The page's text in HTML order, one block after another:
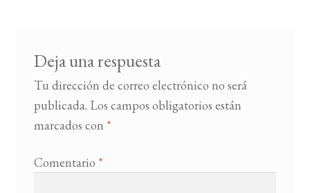
LISTA DE LIBROS
Deja una respuesta
Tu dirección de correo electrónico no será
publicada. Los campos obligatorios están
marcados con *
Comentario *